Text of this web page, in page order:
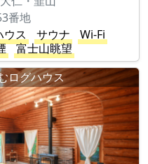
番地
ウス サウナ
Wi-Fi
富士山眺望
ログハウス